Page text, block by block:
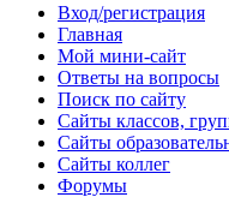
Вход/регистрация
Главная
Мой мини-сайт
Ответы на вопросы
Поиск по сайту
Сайты классов,
Сайты
Сайты коллег
Форумы